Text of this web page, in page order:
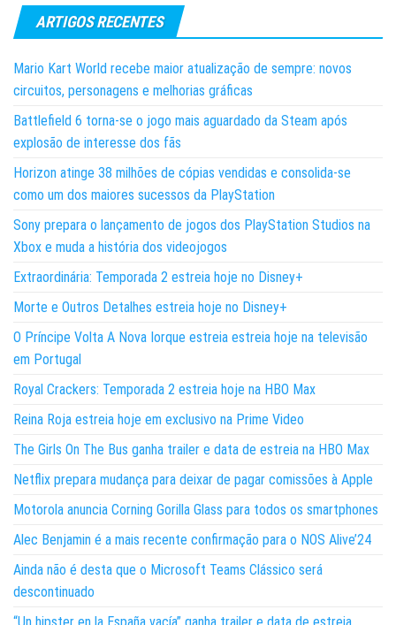
ARTIGOS RECENTES
Mario Kart World recebe maior atualização de sempre: novos
circuitos, personagens e melhorias gráficas
Battlefield 6 torna-se o jogo mais aguardado da Steam após
explosão de interesse dos fãs
Horizon atinge 38 milhões de cópias vendidas e consolida-se
como um dos maiores sucessos da PlayStation
Sony prepara o lançamento de jogos dos PlayStation Studios na
Xbox e muda a história dos videojogos
Extraordinária: Temporada 2 estreia hoje no Disney+
Morte e Outros Detalhes estreia hoje no Disney+
O Príncipe Volta A Nova Iorque estreia estreia hoje na televisão
em Portugal
Royal Crackers: Temporada 2 estreia hoje na HBO Max
Reina Roja estreia hoje em exclusivo na Prime Video
The Girls On The Bus ganha trailer e data de estreia na HBO Max
Netflix prepara mudança para deixar de pagar comissões à Apple
Motorola anuncia Corning Gorilla Glass para todos os smartphones
Alec Benjamin é a mais recente confirmação para o NOS Alive’24
Ainda não é desta que o Microsoft Teams Clássico será
descontinuado